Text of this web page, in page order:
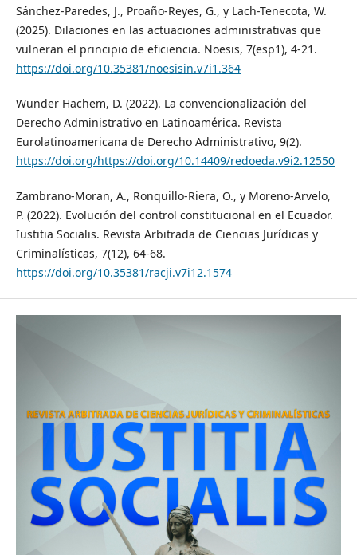
Sánchez-Paredes, J., Proaño-Reyes, G., y Lach-Tenecota, W.
(2025). Dilaciones en las actuaciones administrativas que
vulneran el principio de eficiencia. Noesis, 7(esp1), 4-21.
https://doi.org/10.35381/noesisin.v7i1.364
Wunder Hachem, D. (2022). La convencionalización del
Derecho Administrativo en Latinoamérica. Revista
Eurolatinoamericana de Derecho Administrativo, 9(2).
https://doi.org/https://doi.org/10.14409/redoeda.v9i2.12550
Zambrano-Moran, A., Ronquillo-Riera, O., y Moreno-Arvelo,
P. (2022). Evolución del control constitucional en el Ecuador.
Iustitia Socialis. Revista Arbitrada de Ciencias Jurídicas y
Criminalísticas, 7(12), 64-68.
https://doi.org/10.35381/racji.v7i12.1574